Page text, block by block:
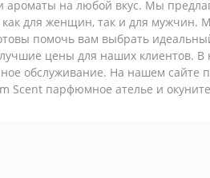
ароматы на любой вкус. Мы
для женщин, так и для мужчин.
помочь вам выбрать
цены для наших клиентов.
обслуживание. На нашем
Scent парфюмное ателье и